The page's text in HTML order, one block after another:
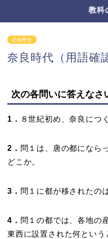
教科
必修歴史
奈良時代（用語確
次の各問いに答えなさ
1． ８世紀初め、奈良につ
2． 問 １は、唐の都になら
どこか。
3． 問 １に都が移されたの
4． 問 １の都では、各地の
東西に設置された何という